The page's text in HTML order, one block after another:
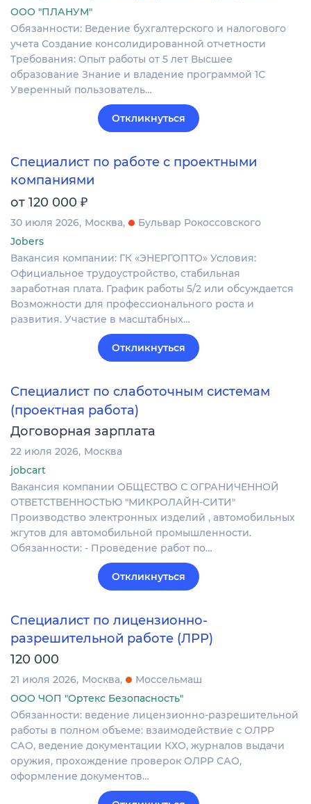
ООО "ПЛАНУМ"
Обязанности: Ведение бухгалтерского и налогового
учета Создание консолидированной отчетности
Требования: Опыт работы от 5 лет Высшее
образование Знание и владение программой 1С
Уверенный пользователь…
Откликнуться
Специалист по работе с проектными
компаниями
от 120 000 ₽
30 июля 2026 Москва
Бульвар Рокоссовского
Jobers
Вакансия компании: ГК «ЭНЕРГОПТО» Условия:
Официальное трудоустройство, стабильная
заработная плата. График работы 5/2 или обсуждается
Возможности для профессионального роста и
развития. Участие в масштабных…
Откликнуться
Специалист по слаботочным системам
(проектная работа)
Договорная зарплата
22 июля 2026 Москва
jobcart
Вакансия компании ОБЩЕСТВО С ОГРАНИЧЕННОЙ
ОТВЕТСТВЕННОСТЬЮ "МИКРОЛАЙН-СИТИ"
Производство электронных изделий , автомобильных
жгутов для автомобильной промышленности.
Обязанности: - Проведение работ по…
Откликнуться
Специалист по лицензионно-
разрешительной работе (ЛРР)
120 000
21 июля 2026 Москва
Моссельмаш
ООО ЧОП "Ортекс Безопасность"
Обязанности: ведение лицензионно-разрешительной
работы в полном объеме: взаимодействие с ОЛРР
САО, ведение документации КХО, журналов выдачи
оружия, прохождение проверок ОЛРР САО,
оформление документов…